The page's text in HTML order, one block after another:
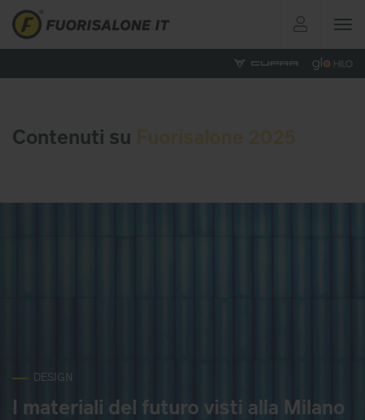
Toggle
Contenuti su
DESIGN
I materiali del futuro visti alla Milano